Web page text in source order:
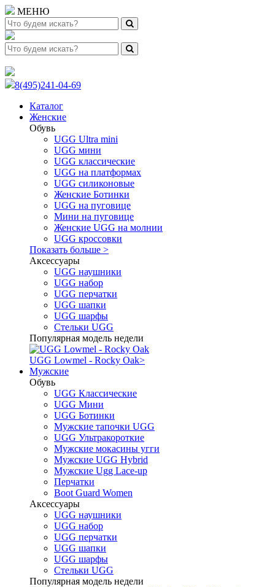
МЕНЮ
8(495)241-04-69
Каталог
Женские
Обувь
UGG Ultra mini
UGG мини
UGG классические
UGG на платформах
UGG силиконовые
Женские Ботинки
UGG на пуговице
Мини на пуговице
Женские UGG на молнии
UGG кроссовки
Показать больше >
Аксессуары
UGG наушники
UGG набор
UGG перчатки
UGG шапки
UGG шарфы
Стельки UGG
Популярная модель недели
UGG Lowmel - Rocky Oak>
Мужские
Обувь
UGG Классические
UGG Мини
UGG Ботинки
Мужские тапочки UGG
UGG Ультракороткие
Мужские мокасины угги
Мужские UGG Hybrid
Мужские Ugg Lace-up
Перчатки
Boot Guard Women
Аксессуары
UGG наушники
UGG набор
UGG перчатки
UGG шапки
UGG шарфы
Стельки UGG
Популярная модель недели